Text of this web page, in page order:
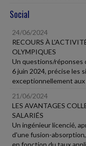
Social
24/06/2024
RECOURS À
OLYMPIQUES
Un questions/réponses
6 juin 2024, précise les
exceptionnellement
21/06/2024
LES AVANTAGES
SALARIÉS
Un ingénieur licencié,
d'une fusion-
en fonction du taux